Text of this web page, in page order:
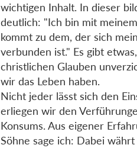
wichtigen Inhalt. In dieser
deutlich: "Ich bin mit
kommt zu dem, der sich
verbunden ist." Es gibt
christlichen Glauben
wir das Leben haben.
Nicht jeder lässt sich den
erliegen wir den
Konsums. Aus eigener
Söhne sage ich: Dabei